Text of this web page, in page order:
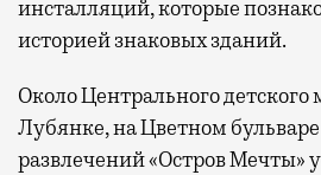
инсталляций, которые
историей знаковых зданий.
Около Центрального детского
Лубянке, на Цветном
развлечений «Остров Мечты»